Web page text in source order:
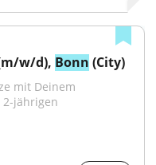
w/d), Bonn (City)
mit Deinem